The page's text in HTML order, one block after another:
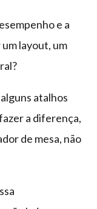
e a
layout, um
atalhos
a diferença,
de mesa, não